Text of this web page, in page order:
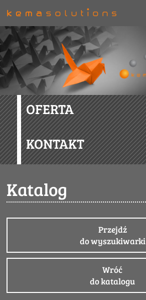
OFERTA
KONTAKT
Katalog
Przejdź
do wyszukiwarki
Wróć
do katalogu